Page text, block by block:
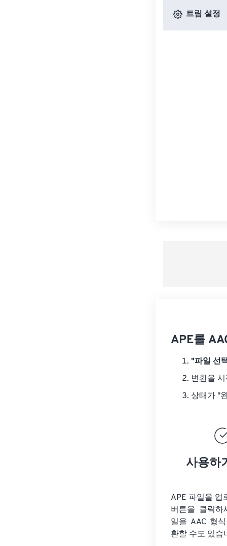
트림 설정
APE를
"파일 선
변환을
상태가 "
사용하
APE 파일을 업
버튼을 클릭
일을 AAC 형
환할 수도 있습